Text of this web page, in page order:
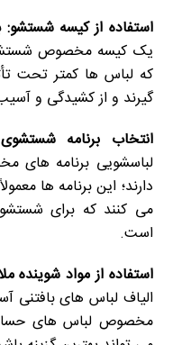
استفاده از کیسه شستشو:
یک کیسه مخصوص شستشو
که لباس ها کمتر تحت
گیرند و از کشیدگی و
انتخاب برنامه
لباسشویی برنامه
دارند؛ این برنامه ها
می کنند که برای
است.
استفاده از مواد شوینده
الیاف لباس های بافتنی
مخصوص لباس های